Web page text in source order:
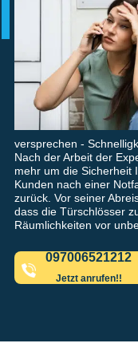
versprechen -
Nach der Arbeit der
mehr um die Sicherheit
Kunden nach einer
zurück. Vor seiner
dass die Türschlösser
Räumlichkeiten vor
097006521212
Jetzt anrufen!!